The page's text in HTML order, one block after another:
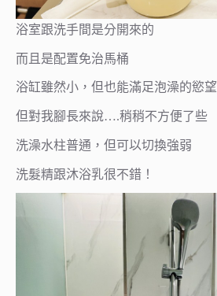
浴室跟洗手間是分開來的
而且是配置免治馬桶
浴缸雖然小，但也能滿足泡澡的慾望
但對我腳長來說….稍稍不方便了些
洗澡水柱普通，但可以切換強弱
洗髮精跟沐浴乳很不錯！